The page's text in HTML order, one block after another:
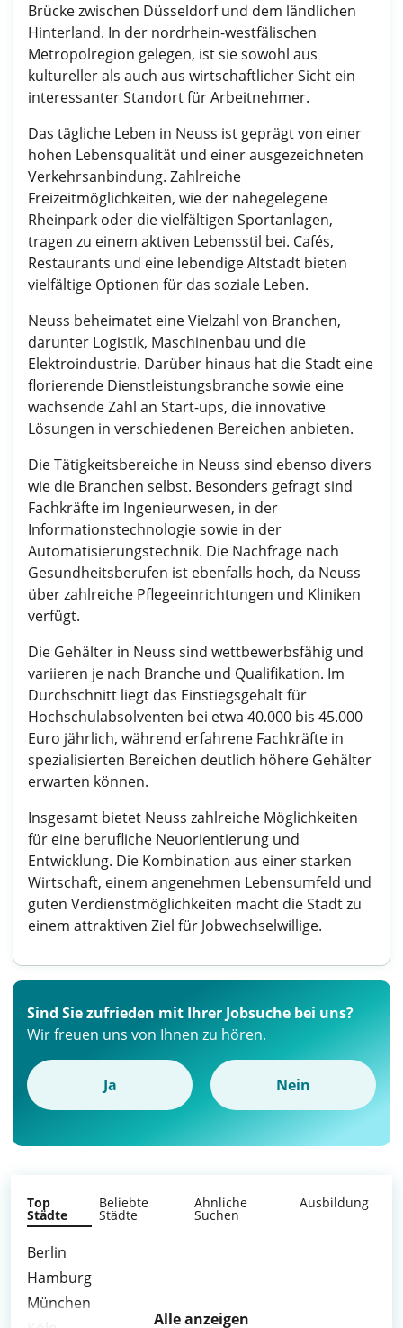
Brücke zwischen Düsseldorf und dem ländlichen
Hinterland. In der nordrhein-westfälischen
Metropolregion gelegen, ist sie sowohl aus
kultureller als auch aus wirtschaftlicher Sicht ein
interessanter Standort für Arbeitnehmer.
Das tägliche Leben in Neuss ist geprägt von einer
hohen Lebensqualität und einer ausgezeichneten
Verkehrsanbindung. Zahlreiche
Freizeitmöglichkeiten, wie der nahegelegene
Rheinpark oder die vielfältigen Sportanlagen,
tragen zu einem aktiven Lebensstil bei. Cafés,
Restaurants und eine lebendige Altstadt bieten
vielfältige Optionen für das soziale Leben.
Neuss beheimatet eine Vielzahl von Branchen,
darunter Logistik, Maschinenbau und die
Elektroindustrie. Darüber hinaus hat die Stadt eine
florierende Dienstleistungsbranche sowie eine
wachsende Zahl an Start-ups, die innovative
Lösungen in verschiedenen Bereichen anbieten.
Die Tätigkeitsbereiche in Neuss sind ebenso divers
wie die Branchen selbst. Besonders gefragt sind
Fachkräfte im Ingenieurwesen, in der
Informationstechnologie sowie in der
Automatisierungstechnik. Die Nachfrage nach
Gesundheitsberufen ist ebenfalls hoch, da Neuss
über zahlreiche Pflegeeinrichtungen und Kliniken
verfügt.
Die Gehälter in Neuss sind wettbewerbsfähig und
variieren je nach Branche und Qualifikation. Im
Durchschnitt liegt das Einstiegsgehalt für
Hochschulabsolventen bei etwa 40.000 bis 45.000
Euro jährlich, während erfahrene Fachkräfte in
spezialisierten Bereichen deutlich höhere Gehälter
erwarten können.
Insgesamt bietet Neuss zahlreiche Möglichkeiten
für eine berufliche Neuorientierung und
Entwicklung. Die Kombination aus einer starken
Wirtschaft, einem angenehmen Lebensumfeld und
guten Verdienstmöglichkeiten macht die Stadt zu
einem attraktiven Ziel für Jobwechselwillige.
Sind Sie zufrieden mit Ihrer Jobsuche bei uns?
Wir freuen uns von Ihnen zu hören.
Ja Nein
Top
Städte
Beliebte
Städte
Ähnliche
Suchen
Ausbildung
Berlin
Hamburg
München
Alle anzeigen